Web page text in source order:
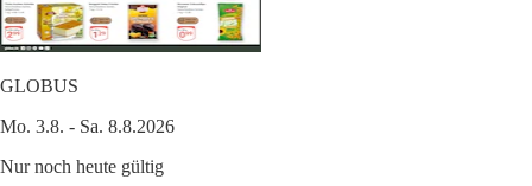
GLOBUS
Mo. 3.8. - Sa. 8.8.2026
Nur noch heute gültig